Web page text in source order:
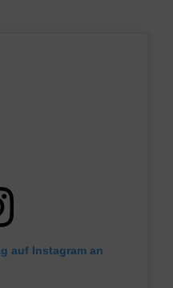
auf Instagram an